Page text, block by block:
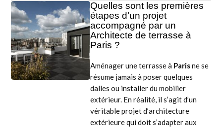
Quelles sont les premières
étapes d’un projet
accompagné par un
Architecte de terrasse à
Paris ?
Aménager une terrasse à Parisne se
résume jamais à poser quelques
dalles ou installer du mobilier
extérieur. En réalité, il s’agit d’un
véritable projet d’architecture
extérieure qui doit s’adapter aux